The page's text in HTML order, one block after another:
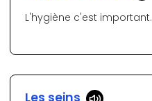
L'hygiène c'est important.
Les seins